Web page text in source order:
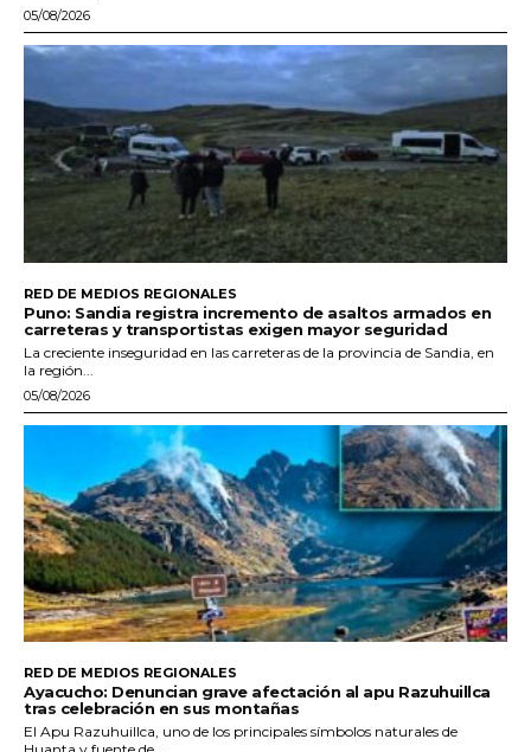
05/08/2026
RED DE MEDIOS REGIONALES
Puno: Sandia registra incremento de asaltos armados en
carreteras y transportistas exigen mayor seguridad
La creciente inseguridad en las carreteras de la provincia de Sandia, en
la región...
05/08/2026
RED DE MEDIOS REGIONALES
Ayacucho: Denuncian grave afectación al apu Razuhuillca
tras celebración en sus montañas
El Apu Razuhuillca, uno de los principales símbolos naturales de